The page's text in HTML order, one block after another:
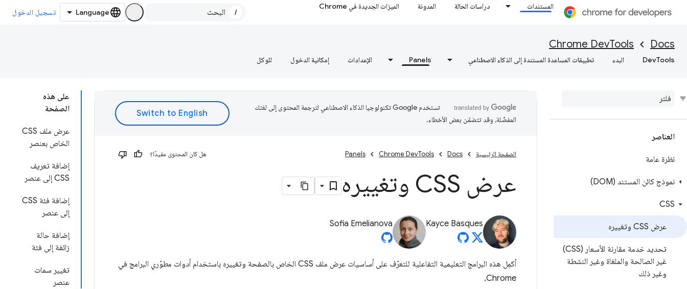
المستندات دراسات الحالة المدونة الميزات الجديدة في Chrome
/ تسجيل الدخول
Docs
Chrome DevTools
DevTools البدء تطبيقات المساعدة المستندة إلى الذكاء الاصطناعي Panels الإعدادات إمكانية الدخول للوكل
العناصر
نظرة عامة
نموذج كائن المستند (DOM)
CSS
عرض CSS وتغييره
تحديد خدمة مقارنة الأسعار (CSS)
غير الصالحة والملغاة وغير النشطة
وغير ذلك
على هذه
الصفحة
عرض ملف CSS
الخاص بعنصر
إضافة تعريف
CSS إلى عنصر
إضافة فئة CSS
إلى عنصر
إضافة حالة
زائفة إلى فئة
تغيير سمات
عنصر
تستخدم Google تكنولوجيا الذكاء الاصطناعي لترجمة المحتوى إلى لغتك
المفضّلة، وقد تتضمّن بعض الأخطاء.
الصفحة الرئيسية Docs
Chrome DevTools
Panels هل كان المحتوى مفيدًا؟
عرض CSS وتغييره
Kayce Basques
Sofia Emelianova
أكمِل هذه البرامج التعليمية التفاعلية للتعرّف على أساسيات عرض ملف CSS الخاص بالصفحة وتغييره باستخدام أدوات مطوّري البرامج في
Chrome.